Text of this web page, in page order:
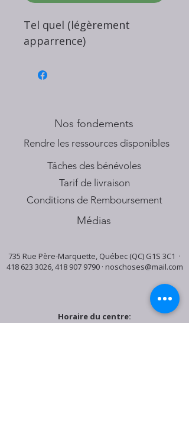
Tel quel (légèrement
apparrence)
Nos fondements
​Rendre les ressources disponibles
Tâches des bénévoles
Tarif de livraison
Conditions de Remboursement
Médias
735 Rue Père-Marquette, Québec (QC) G1S 3C1 ·
418 623 3026,418 907 9790· noschoses@mail.com
Horaire du centre: